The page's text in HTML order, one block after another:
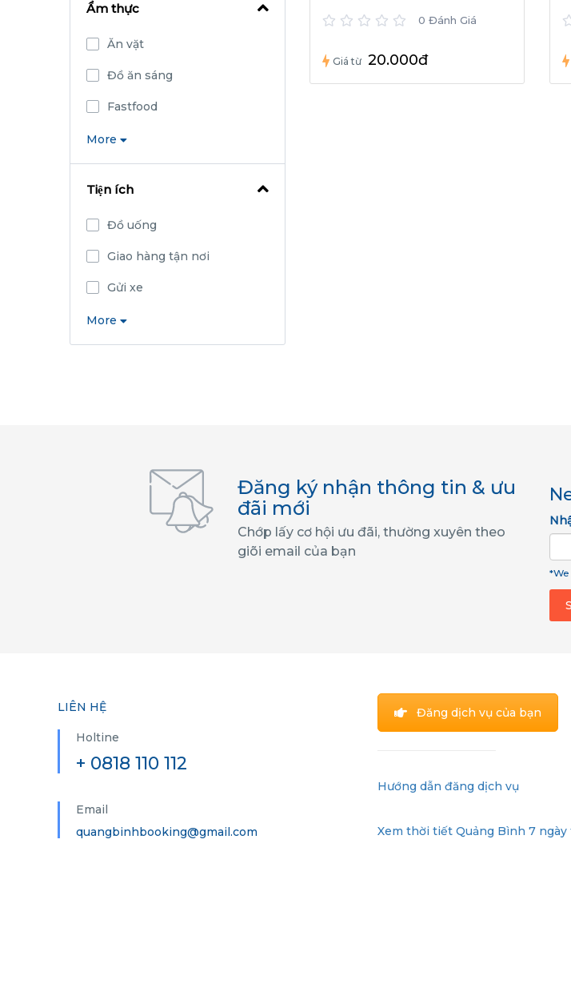
Ẩm thực
Ăn vặt
Đồ ăn sáng
Fastfood
More
Tiện ích
Đồ uống
Giao hàng tận nơi
Gửi xe
More
0 Đánh Giá
Giá từ 20.000đ
Đăng ký nhận thông tin & ưu
đãi mới
Chớp lấy cơ hội ưu đãi, thường xuyên theo
giõi email của bạn
LIÊN HỆ
Holtine
+ 0818 110 112
Email
quangbinhbooking@gmail.com
Đăng dịch vụ của bạn
Hướng dẫn đăng dịch vụ
Xem thời tiết Quảng Bình 7 ngày